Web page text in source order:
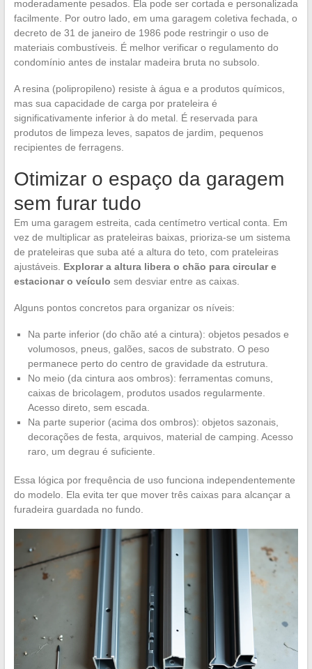
moderadamente pesados. Ela pode ser cortada e personalizada
facilmente. Por outro lado, em uma garagem coletiva fechada, o
decreto de 31 de janeiro de 1986 pode restringir o uso de
materiais combustíveis. É melhor verificar o regulamento do
condomínio antes de instalar madeira bruta no subsolo.
A resina (polipropileno) resiste à água e a produtos químicos,
mas sua capacidade de carga por prateleira é
significativamente inferior à do metal. É reservada para
produtos de limpeza leves, sapatos de jardim, pequenos
recipientes de ferragens.
Otimizar o espaço da garagem
sem furar tudo
Em uma garagem estreita, cada centímetro vertical conta. Em
vez de multiplicar as prateleiras baixas, prioriza-se um sistema
de prateleiras que suba até a altura do teto, com prateleiras
ajustáveis. Explorar a altura libera o chão para circular e
estacionar o veículo sem desviar entre as caixas.
Alguns pontos concretos para organizar os níveis:
Na parte inferior (do chão até a cintura): objetos pesados e
volumosos, pneus, galões, sacos de substrato. O peso
permanece perto do centro de gravidade da estrutura.
No meio (da cintura aos ombros): ferramentas comuns,
caixas de bricolagem, produtos usados regularmente.
Acesso direto, sem escada.
Na parte superior (acima dos ombros): objetos sazonais,
decorações de festa, arquivos, material de camping. Acesso
raro, um degrau é suficiente.
Essa lógica por frequência de uso funciona independentemente
do modelo. Ela evita ter que mover três caixas para alcançar a
furadeira guardada no fundo.